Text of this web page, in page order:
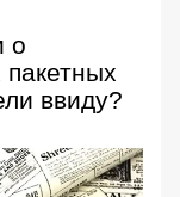
о
ввиду?